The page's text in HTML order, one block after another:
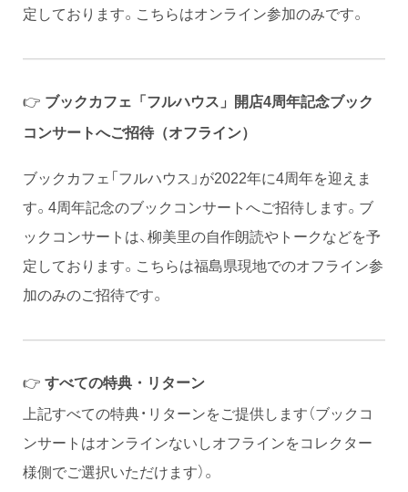
定しております。こちらはオンライン参加のみです。
👉 ブックカフェ「フルハウス」開店4周年記念ブック
コンサートへご招待（オフライン）
ブックカフェ「フルハウス」が2022年に4周年を迎えま
す。4周年記念のブックコンサートへご招待します。ブ
ックコンサートは、柳美里の自作朗読やトークなどを予
定しております。こちらは福島県現地でのオフライン参
加のみのご招待です。
👉 すべての特典・リターン
上記すべての特典・リターンをご提供します（ブックコ
ンサートはオンラインないしオフラインをコレクター
様側でご選択いただけます）。